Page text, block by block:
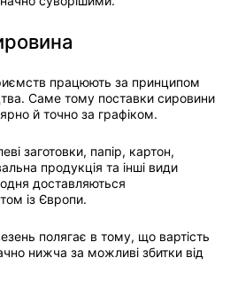
працюють за принципом
Саме тому поставки сировини
й точно за графіком.
заготовки, папір, картон,
продукція та інші види
доставляються
із Європи.
полягає в тому, що вартість
нижча за можливі збитки від